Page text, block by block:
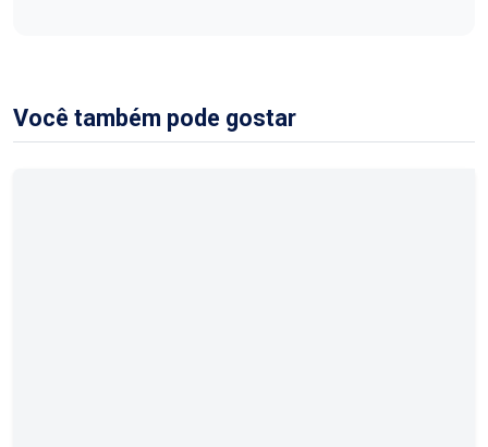
Você também pode gostar